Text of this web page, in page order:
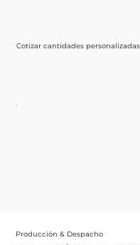
Cotizar cantidades personalizadas
Producción & Despacho